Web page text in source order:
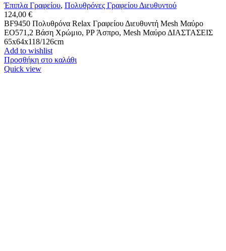
Έπιπλα Γραφείου, Πολυθρόνες Γραφείου Διευθυντού
124,00 €
BF9450 Πολυθρόνα Relax Γραφείου Διευθυντή Mesh Μαύρο
ΕΟ571,2 Βάση Χρώμιο, PP Άσπρο, Mesh Μαύρο ΔΙΑΣΤΑΣΕΙΣ
65x64x118/126cm
Add to wishlist
Προσθήκη στο καλάθι
Quick view